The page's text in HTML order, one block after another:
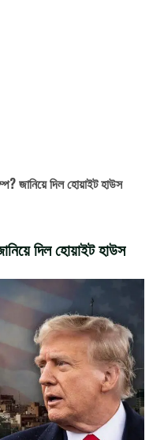
জানিয়ে দিল হোয়াইট হাউস
দিল হোয়াইট হাউস